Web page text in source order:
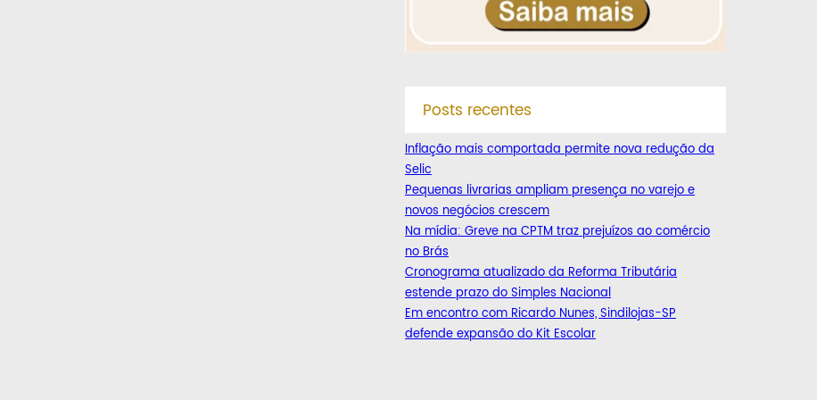
Posts recentes
Inflação mais comportada permite nova redução da
Selic
Pequenas livrarias ampliam presença no varejo e
novos negócios crescem
Na mídia: Greve na CPTM traz prejuízos ao comércio
no Brás
Cronograma atualizado da Reforma Tributária
estende prazo do Simples Nacional
Em encontro com Ricardo Nunes, Sindilojas-SP
defende expansão do Kit Escolar